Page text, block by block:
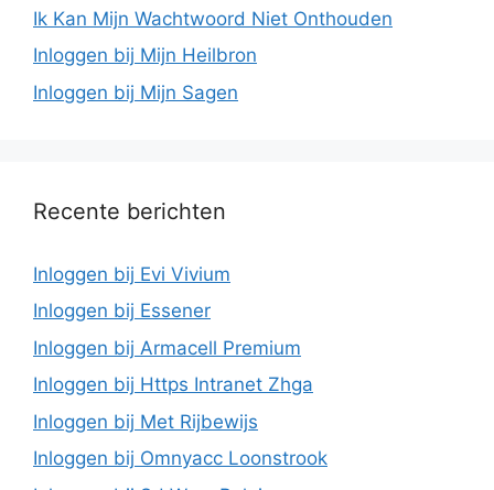
Ik Kan Mijn Wachtwoord Niet Onthouden
Inloggen bij Mijn Heilbron
Inloggen bij Mijn Sagen
Recente berichten
Inloggen bij Evi Vivium
Inloggen bij Essener
Inloggen bij Armacell Premium
Inloggen bij Https Intranet Zhga
Inloggen bij Met Rijbewijs
Inloggen bij Omnyacc Loonstrook